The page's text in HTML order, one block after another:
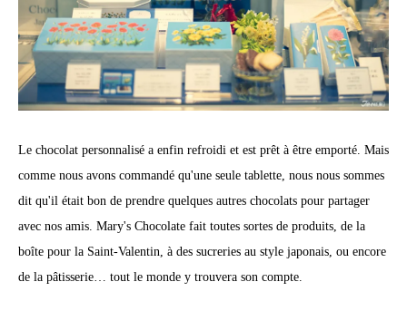
Le chocolat personnalisé a enfin refroidi et est prêt à être emporté. Mais
comme nous avons commandé qu'une seule tablette, nous nous sommes
dit qu'il était bon de prendre quelques autres chocolats pour partager
avec nos amis. Mary's Chocolate fait toutes sortes de produits, de la
boîte pour la Saint-Valentin, à des sucreries au style japonais, ou encore
de la pâtisserie… tout le monde y trouvera son compte.